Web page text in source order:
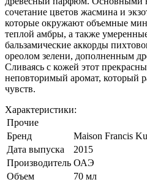
сочетание цветов жасмина и
которые окружают объемные
теплой амбры, а также
бальзамические аккорды
ореолом зелени, дополненным
Сливаясь с кожей этот
неповторимый аромат, который
чувств.
Характеристики:
Прочие
Бренд
Maison Francis
Дата выпуска
2015
Производитель ОАЭ
Объем
70 мл